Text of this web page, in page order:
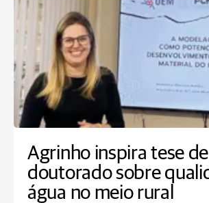
Agrinho inspira tese de
doutorado sobre
água no meio rural